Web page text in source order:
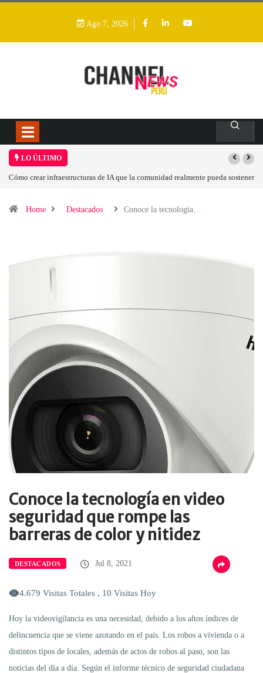
Ago 7, 2026
LO ÚLTIMO
de IA que la comunidad realmente pueda sostenerLas tarjetas gráficas
Home Destacados Conoce la tecnología…
Conoce la tecnología en video
seguridad que rompe las
barreras de color y nitidez
DESTACADOS Jul 8, 2021
4.679 Visitas Totales , 10 Visitas Hoy
Hoy la videovigilancia es una necesidad, debido a los altos índices de
delincuencia que se viene azotando en el país. Los robos a vivienda o a
distintos tipos de locales, además de actos de robos al paso, son las
noticias del día a día. Según el informe técnico de seguridad ciudadana